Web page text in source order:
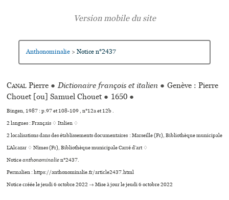
Anthonominalie > Notice n°2437
Canal Pierre ● Dictionaire françois et italien ● Genève : Pierre
Chouet [ou] Samuel Chouet ● 1650 ●
Bingen, 1987 : p.97 et 108-109 , n°12a et 12b .
2 langues :Français ♢Italien ♢
2 localisations dans des établissements documentaires : Marseille (Fr), Bibliothèque muni­ci­pale
L’Alcazar ♢ Nîmes (Fr), Bibliothèque muni­ci­pale Carré d’art ♢
Noticeanthonominalien°2437.
Permalien : https://anthonominalie.fr/article2437.html
Notice créée le jeudi 6 octobre 2022 → Mise à jour le jeudi 6 octobre 2022